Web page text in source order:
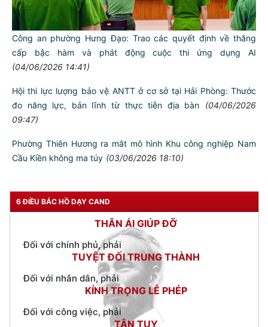
Công đoàn CATP: Ấm áp chương trình “cảm ơn người lao
động”; tập huấn công tác chuyển đổi số và kỹ năng ứng xử
trên không gian mạng (05/06/2026 19:27)
Công an phường Hưng Đạo: Trao các quyết định về thăng
cấp bậc hàm và phát động cuộc thi ứng dụng AI
Hội thi lực lượng bảo vệ ANTT ở cơ sở tại Hải Phòng: Thước
đo năng lực, bản lĩnh từ thực tiễn địa bàn
09:47)
Phường Thiên Hương ra mắt mô hình Khu công nghiệp Nam
Cầu Kiền không ma túy
(03/06/2026 18:10)
TƯ CÁCH
NGƯỜI CÔNG AN CÁCH MỆNH LÀ:
Đối với tự mình, phải
CẦN, KIỆM, LIÊM, CHÍNH